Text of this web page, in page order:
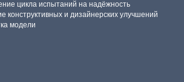
цикла испытаний на надёжность
конструктивных и дизайнерских улучшений
модели